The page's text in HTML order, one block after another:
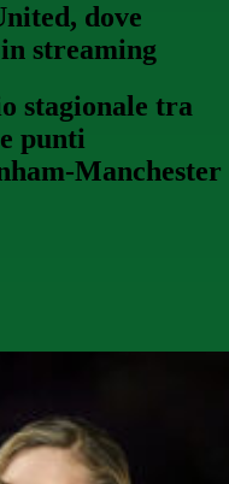
dove
streaming
stagionale tra
punti
Manchester